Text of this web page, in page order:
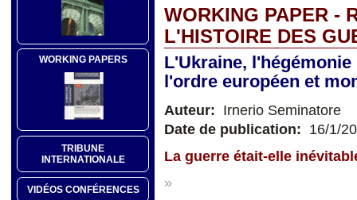
WORKING PAPERS
TRIBUNE
INTERNATIONALE
VIDÉOS CONFÉRENCES
WORKING PAPER -
L'HISTOIRE DES
L'Ukraine,
l'ordre européen et
Auteur: Irnerio Seminatore
Date de publication: 16/1/
La guerre était-elle
»